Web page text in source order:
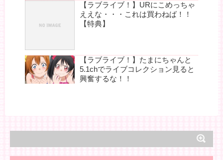
【ラブライブ！】URにこめっちゃ
ええな・・・これは買わねば！！
【特典】
【ラブライブ！】たまにちゃんと
5.1chでライブコレクション見ると
興奮するな！！